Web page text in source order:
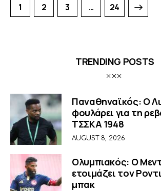
1 2 3 … 24
>
TRENDING POSTS
Παναθηναϊκός: Ο
φουλάρει για τη
ΤΣΣΚΑ 1948
AUGUST 8, 2026
Ολυμπιακός: Ο
ετοιμάζει τον
μπακ